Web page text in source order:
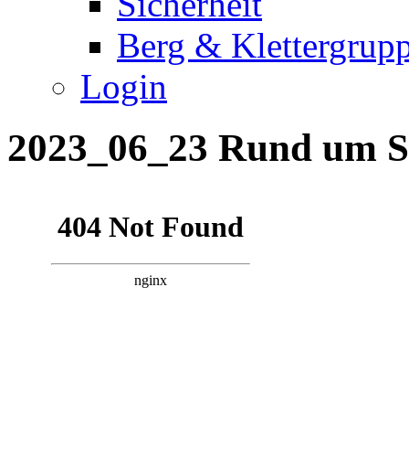
Berg &
Login
2023_06_23 Rund um